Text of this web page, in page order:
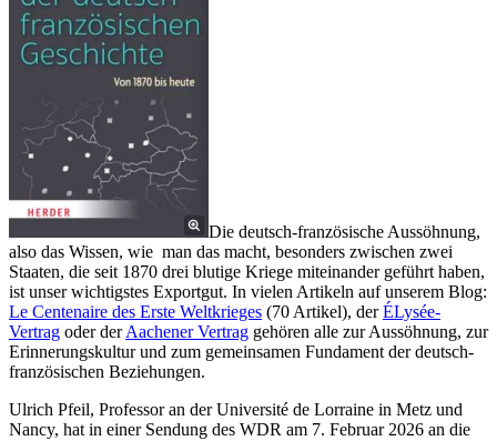
Die deutsch-französische Aussöhnung,
also das Wissen, wie man das macht, besonders zwischen zwei
Staaten, die seit 1870 drei blutige Kriege miteinander geführt haben,
ist unser wichtigstes Exportgut. In vielen Artikeln auf unserem Blog:
Le Centenaire des Erste Weltkrieges (70 Artikel), derÉLysée-
Vertrag oder derAachener Vertrag gehören alle zur Aussöhnung, zur
Erinnerungskultur und zum gemeinsamen Fundament der deutsch-
französischen Beziehungen.
Ulrich Pfeil, Professor an der Université de Lorraine in Metz und
Nancy, hat in einer Sendung des WDR am 7. Februar 2026 an die